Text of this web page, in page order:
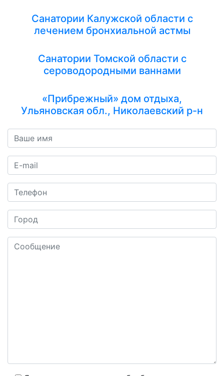
Санатории Калужской области с
лечением бронхиальной астмы
Санатории Томской области с
сероводородными ваннами
«Прибрежный» дом отдыха,
Ульяновская обл., Николаевский р-н